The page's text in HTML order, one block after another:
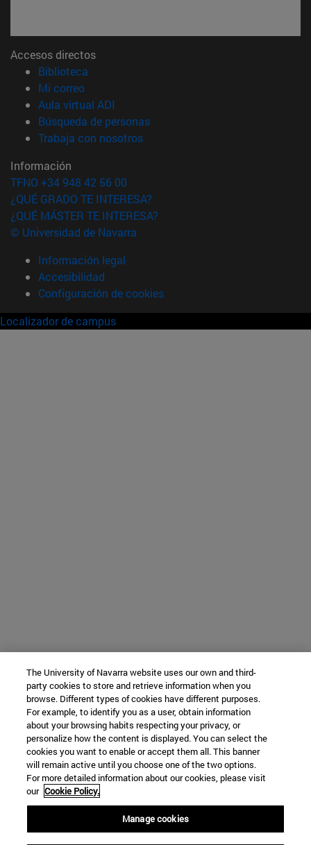
Accesos directos
Biblioteca
Mi correo(abre en nueva ventana)
Aula virtual ADI
Búsqueda de personas(abre en nueva ventana)
Trabaja con nosotros(abre en nueva ventana)
Información
TFNO +34 948 42 56 00
¿QUÉ GRADO TE INTERESA?
¿QUÉ MÁSTER TE INTERESA?
© Universidad de Navarra
Información legal
Accesibilidad
Configuración de cookies
Localizador de campus
The University of Navarra website uses our own and third-
party cookies to store and retrieve information when you
browse. Different types of cookies have different purposes.
For example, to identify you as a user, obtain information
about your browsing habits respecting your privacy, or
personalize how the content is displayed. You can select the
cookies you want to enable or accept them all. This banner
will remain active until you choose one of the two options.
For more detailed information about our cookies, please visit
our Cookie Policy.
Manage cookies